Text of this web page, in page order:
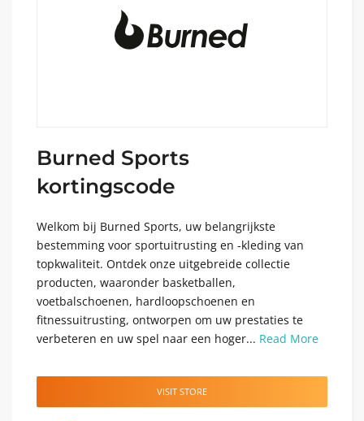
Burned Sports
kortingscode
Welkom bij Burned Sports, uw belangrijkste
bestemming voor sportuitrusting en -kleding van
topkwaliteit. Ontdek onze uitgebreide collectie
producten, waaronder basketballen,
voetbalschoenen, hardloopschoenen en
fitnessuitrusting, ontworpen om uw prestaties te
verbeteren en uw spel naar een hoger... Read More
VISIT STORE